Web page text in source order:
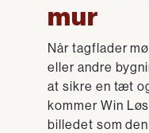
mur
Når tagflader
eller andre
at sikre en tæt
kommer Win
billedet som